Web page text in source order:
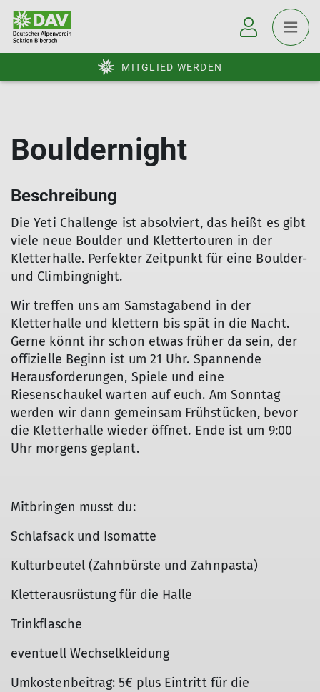
MITGLIED WERDEN
Bouldernight
Beschreibung
Die Yeti Challenge ist absolviert, das heißt es gibt
viele neue Boulder und Klettertouren in der
Kletterhalle. Perfekter Zeitpunkt für eine Boulder-
und Climbingnight.
Wir treffen uns am Samstagabend in der
Kletterhalle und klettern bis spät in die Nacht.
Gerne könnt ihr schon etwas früher da sein, der
offizielle Beginn ist um 21 Uhr. Spannende
Herausforderungen, Spiele und eine
Riesenschaukel warten auf euch. Am Sonntag
werden wir dann gemeinsam Frühstücken, bevor
die Kletterhalle wieder öffnet. Ende ist um 9:00
Uhr morgens geplant.
Mitbringen musst du:
Schlafsack und Isomatte
Kulturbeutel (Zahnbürste und Zahnpasta)
Kletterausrüstung für die Halle
Trinkflasche
eventuell Wechselkleidung
Umkostenbeitrag: 5€ plus Eintritt für die